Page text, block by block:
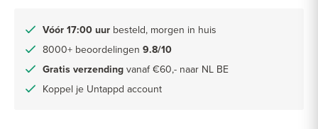
Vóór 17:00 uur besteld, morgen in huis
8000+ beoordelingen 9.8/10
Gratis verzending vanaf €60,- naar NL BE
Koppel je Untappd account